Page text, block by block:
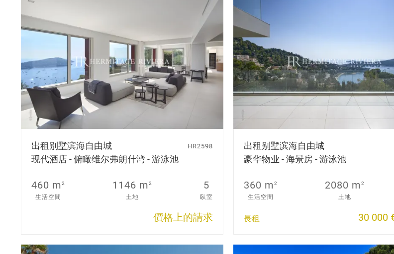
出租别墅滨海自由城
现代酒店 - 俯瞰维尔弗朗什湾 - 游泳池
HR2598
460 m2
生活空間
1146 m2
土地
5
臥室
價格上的請求
出租别墅滨海自由城
豪华物业 - 海景房 - 游泳池
360 m2
生活空間
2080 m2
土地
長租 30 000